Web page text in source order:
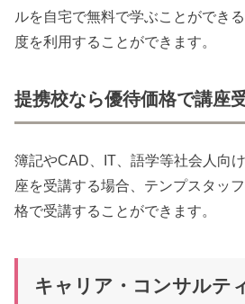
ルを自宅で無料で学ぶことができる
度を利用することができます。
提携校なら優待価格で講座
簿記やCAD、IT、語学等社会人向
座を受講する場合、テンプスタッ
格で受講することができます。
キャリア・コンサルテ